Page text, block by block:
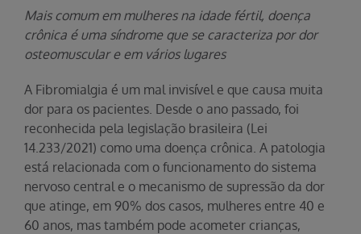
Mais comum em mulheres na idade fértil, doença
crônica é uma síndrome que se caracteriza por dor
osteomuscular e em vários lugares
A Fibromialgia é um mal invisível e que causa muita
dor para os pacientes. Desde o ano passado, foi
reconhecida pela legislação brasileira (Lei
14.233/2021) como uma doença crônica. A patologia
está relacionada com o funcionamento do sistema
nervoso central e o mecanismo de supressão da dor
que atinge, em 90% dos casos, mulheres entre 40 e
60 anos, mas também pode acometer crianças,